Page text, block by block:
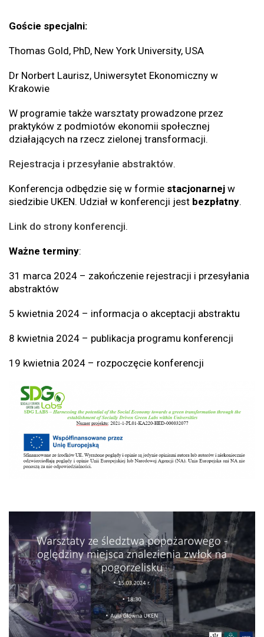
Goście specjalni:
Thomas Gold, PhD, New York University, USA
Dr Norbert Laurisz, Uniwersytet Ekonomiczny w
Krakowie
W programie także warsztaty prowadzone przez
praktyków z podmiotów ekonomii społecznej
działających na rzecz zielonej transformacji.
Rejestracja i przesyłanie abstraktów.
Konferencja odbędzie się w formie stacjonarnej w
siedzibie UKEN. Udział w konferencji jest bezpłatny.
Link do strony konferencji.
Ważne terminy:
31 marca 2024 – zakończenie rejestracji i przesyłania
abstraktów
5 kwietnia 2024 – informacja o akceptacji abstraktu
8 kwietnia 2024 – publikacja programu konferencji
19 kwietnia 2024 – rozpoczęcie konferencji